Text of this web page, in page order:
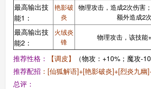
最高输出技
能1：
艳影破
炎
物理攻击，造成2次伤害
额外造成2
最高输出技
能2：
火绒炎
锋
物理攻击，该技能
推荐性格： 【调皮】
（物攻：+10%；魔攻-
推荐配招 ：[仙狐解语]+[艳影破炎]+[烈炎九幽
总评：